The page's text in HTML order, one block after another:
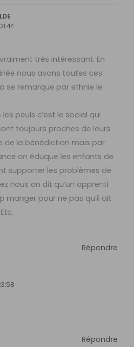
très intéressant. En
nous avons toutes ces
se remarque par ethnie le
peuls c’est le social qui
toujours proches de leurs
de la bénédiction mais par
on éduque les enfants de
supporter les problèmes de
nous on dit qu’un apprenti
manger pour ne pas qu’il ait
Répondre
Répondre